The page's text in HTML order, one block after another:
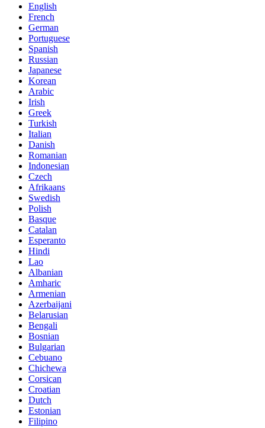
English
French
German
Portuguese
Spanish
Russian
Japanese
Korean
Arabic
Irish
Greek
Turkish
Italian
Danish
Romanian
Indonesian
Czech
Afrikaans
Swedish
Polish
Basque
Catalan
Esperanto
Hindi
Lao
Albanian
Amharic
Armenian
Azerbaijani
Belarusian
Bengali
Bosnian
Bulgarian
Cebuano
Chichewa
Corsican
Croatian
Dutch
Estonian
Filipino